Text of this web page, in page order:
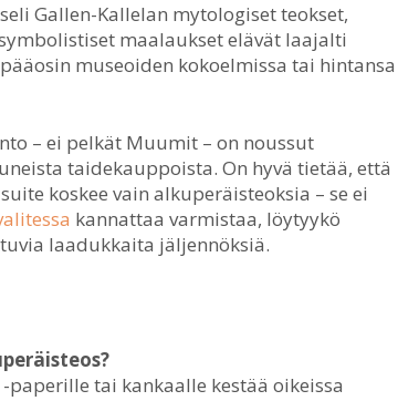
Gallen-Kallelan mytologiset teokset,
maalaukset elävät laajalti
museoiden kokoelmissa tai hintansa
– ei pelkät Muumit – on noussut
taidekauppoista. On hyvä tietää, että
koskee vain alkuperäisteoksia – se ei
kannattaa varmistaa, löytyykö
laadukkaita jäljennöksiä.
tai kankaalle kestää oikeissa